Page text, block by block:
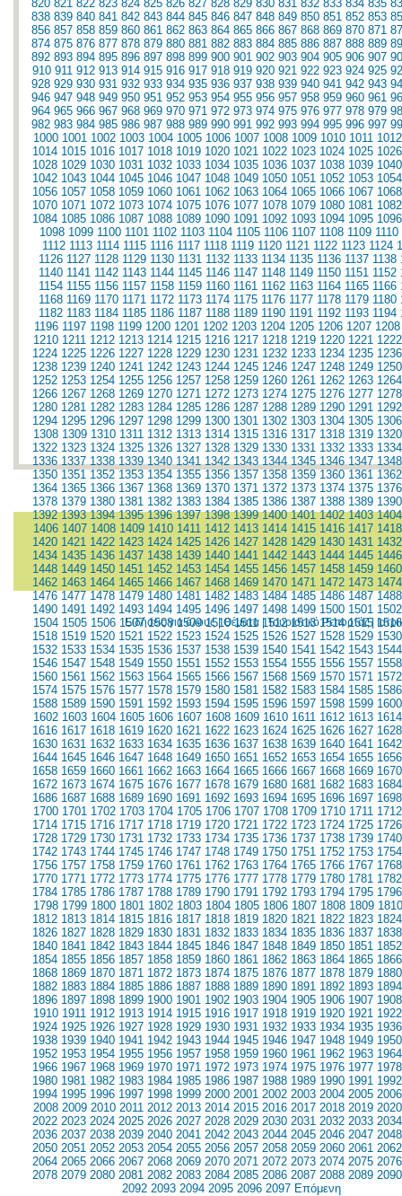
820 821 822 823 824 825 826 827 828 829 830 831 832 833 834 835
838 839 840 841 842 843 844 845 846 847 848 849 850 851 852 853
856 857 858 859 860 861 862 863 864 865 866 867 868 869 870 871
874 875 876 877 878 879 880 881 882 883 884 885 886 887 888 889
892 893 894 895 896 897 898 899 900 901 902 903 904 905 906 907
910 911 912 913 914 915 916 917 918 919 920 921 922 923 924 925
928 929 930 931 932 933 934 935 936 937 938 939 940 941 942 943
946 947 948 949 950 951 952 953 954 955 956 957 958 959 960 961
964 965 966 967 968 969 970 971 972 973 974 975 976 977 978 979
982 983 984 985 986 987 988 989 990 991 992 993 994 995 996 997
1000 1001 1002 1003 1004 1005 1006 1007 1008 1009 1010 1011 1012
1014 1015 1016 1017 1018 1019 1020 1021 1022 1023 1024 1025 1026
1028 1029 1030 1031 1032 1033 1034 1035 1036 1037 1038 1039 1040
1042 1043 1044 1045 1046 1047 1048 1049 1050 1051 1052 1053 1054
1056 1057 1058 1059 1060 1061 1062 1063 1064 1065 1066 1067 1068
1070 1071 1072 1073 1074 1075 1076 1077 1078 1079 1080 1081 1082
1084 1085 1086 1087 1088 1089 1090 1091 1092 1093 1094 1095 1096
1098 1099 1100 1101 1102 1103 1104 1105 1106 1107 1108 1109 1110
1112 1113 1114 1115 1116 1117 1118 1119 1120 1121 1122 1123 1124
1126 1127 1128 1129 1130 1131 1132 1133 1134 1135 1136 1137 1138
1140 1141 1142 1143 1144 1145 1146 1147 1148 1149 1150 1151 1152
1154 1155 1156 1157 1158 1159 1160 1161 1162 1163 1164 1165 1166
1168 1169 1170 1171 1172 1173 1174 1175 1176 1177 1178 1179 1180
1182 1183 1184 1185 1186 1187 1188 1189 1190 1191 1192 1193 1194
1196 1197 1198 1199 1200 1201 1202 1203 1204 1205 1206 1207 1208
1210 1211 1212 1213 1214 1215 1216 1217 1218 1219 1220 1221 1222
1224 1225 1226 1227 1228 1229 1230 1231 1232 1233 1234 1235 1236
1238 1239 1240 1241 1242 1243 1244 1245 1246 1247 1248 1249 1250
1252 1253 1254 1255 1256 1257 1258 1259 1260 1261 1262 1263 1264
1266 1267 1268 1269 1270 1271 1272 1273 1274 1275 1276 1277 1278
1280 1281 1282 1283 1284 1285 1286 1287 1288 1289 1290 1291 1292
1294 1295 1296 1297 1298 1299 1300 1301 1302 1303 1304 1305 1306
1308 1309 1310 1311 1312 1313 1314 1315 1316 1317 1318 1319 1320
1322 1323 1324 1325 1326 1327 1328 1329 1330 1331 1332 1333 1334
1336 1337 1338 1339 1340 1341 1342 1343 1344 1345 1346 1347 1348
1350 1351 1352 1353 1354 1355 1356 1357 1358 1359 1360 1361 1362
1364 1365 1366 1367 1368 1369 1370 1371 1372 1373 1374 1375 1376
1378 1379 1380 1381 1382 1383 1384 1385 1386 1387 1388 1389 1390
1392 1393 1394 1395 1396 1397 1398 1399 1400 1401 1402 1403 1404
1406 1407 1408 1409 1410 1411 1412 1413 1414 1415 1416 1417 1418
1420 1421 1422 1423 1424 1425 1426 1427 1428 1429 1430 1431 1432
1434 1435 1436 1437 1438 1439 1440 1441 1442 1443 1444 1445 1446
1448 1449 1450 1451 1452 1453 1454 1455 1456 1457 1458 1459 1460
1462 1463 1464 1465 1466 1467 1468 1469 1470 1471 1472 1473 1474
1476 1477 1478 1479 1480 1481 1482 1483 1484 1485 1486 1487 1488
1490 1491 1492 1493 1494 1495 1496 1497 1498 1499 1500 1501 1502
1504 1505 1506 1507 1508 1509 1510 1511 1512 1513 1514 1515 1516
1518 1519 1520 1521 1522 1523 1524 1525 1526 1527 1528 1529 1530
1532 1533 1534 1535 1536 1537 1538 1539 1540 1541 1542 1543 1544
1546 1547 1548 1549 1550 1551 1552 1553 1554 1555 1556 1557 1558
1560 1561 1562 1563 1564 1565 1566 1567 1568 1569 1570 1571 1572
1574 1575 1576 1577 1578 1579 1580 1581 1582 1583 1584 1585 1586
1588 1589 1590 1591 1592 1593 1594 1595 1596 1597 1598 1599 1600
1602 1603 1604 1605 1606 1607 1608 1609 1610 1611 1612 1613 1614
1616 1617 1618 1619 1620 1621 1622 1623 1624 1625 1626 1627 1628
1630 1631 1632 1633 1634 1635 1636 1637 1638 1639 1640 1641 1642
1644 1645 1646 1647 1648 1649 1650 1651 1652 1653 1654 1655 1656
1658 1659 1660 1661 1662 1663 1664 1665 1666 1667 1668 1669 1670
1672 1673 1674 1675 1676 1677 1678 1679 1680 1681 1682 1683 1684
1686 1687 1688 1689 1690 1691 1692 1693 1694 1695 1696 1697 1698
1700 1701 1702 1703 1704 1705 1706 1707 1708 1709 1710 1711 1712
1714 1715 1716 1717 1718 1719 1720 1721 1722 1723 1724 1725 1726
1728 1729 1730 1731 1732 1733 1734 1735 1736 1737 1738 1739 1740
1742 1743 1744 1745 1746 1747 1748 1749 1750 1751 1752 1753 1754
1756 1757 1758 1759 1760 1761 1762 1763 1764 1765 1766 1767 1768
1770 1771 1772 1773 1774 1775 1776 1777 1778 1779 1780 1781 1782
1784 1785 1786 1787 1788 1789 1790 1791 1792 1793 1794 1795 1796
1798 1799 1800 1801 1802 1803 1804 1805 1806 1807 1808 1809 1810
1812 1813 1814 1815 1816 1817 1818 1819 1820 1821 1822 1823 1824
1826 1827 1828 1829 1830 1831 1832 1833 1834 1835 1836 1837 1838
1840 1841 1842 1843 1844 1845 1846 1847 1848 1849 1850 1851 1852
1854 1855 1856 1857 1858 1859 1860 1861 1862 1863 1864 1865 1866
1868 1869 1870 1871 1872 1873 1874 1875 1876 1877 1878 1879 1880
1882 1883 1884 1885 1886 1887 1888 1889 1890 1891 1892 1893 1894
1896 1897 1898 1899 1900 1901 1902 1903 1904 1905 1906 1907 1908
1910 1911 1912 1913 1914 1915 1916 1917 1918 1919 1920 1921 1922
1924 1925 1926 1927 1928 1929 1930 1931 1932 1933 1934 1935 1936
1938 1939 1940 1941 1942 1943 1944 1945 1946 1947 1948 1949 1950
1952 1953 1954 1955 1956 1957 1958 1959 1960 1961 1962 1963 1964
1966 1967 1968 1969 1970 1971 1972 1973 1974 1975 1976 1977 1978
1980 1981 1982 1983 1984 1985 1986 1987 1988 1989 1990 1991 1992
1994 1995 1996 1997 1998 1999 2000 2001 2002 2003 2004 2005 2006
2008 2009 2010 2011 2012 2013 2014 2015 2016 2017 2018 2019 2020
2022 2023 2024 2025 2026 2027 2028 2029 2030 2031 2032 2033 2034
2036 2037 2038 2039 2040 2041 2042 2043 2044 2045 2046 2047 2048
2050 2051 2052 2053 2054 2055 2056 2057 2058 2059 2060 2061 2062
2064 2065 2066 2067 2068 2069 2070 2071 2072 2073 2074 2075 2076
2078 2079 2080 2081 2082 2083 2084 2085 2086 2087 2088 2089 2090
2092 2093 2094 2095 2096 2097 Επόμενη
Ειδήσεις για όλους|Θέματα|Τουριστικό Ρεπορτάζ|